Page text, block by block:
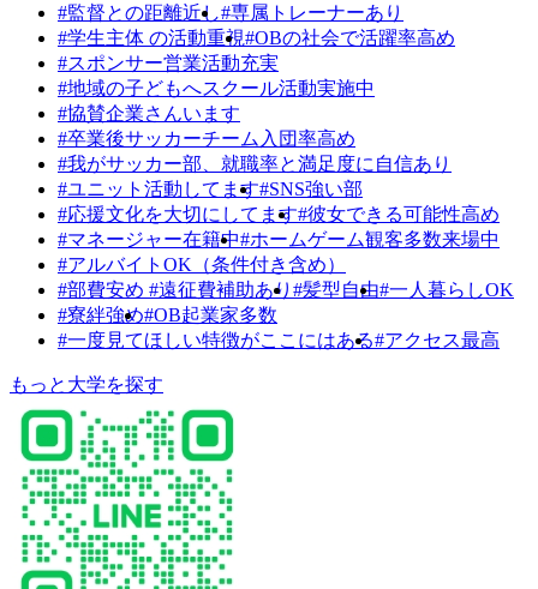
#監督との距離近し#専属トレーナーあり
#学生主体 の活動重視#OBの社会で活躍率高め
#スポンサー営業活動充実
#地域の子どもへスクール活動実施中
#協賛企業さんいます
#卒業後サッカーチーム入団率高め
#我がサッカー部、就職率と満足度に自信あり
#ユニット活動してます#SNS強い部
#応援文化を大切にしてます#彼女できる可能性高め
#マネージャー在籍中#ホームゲーム観客多数来場中
#アルバイトOK（条件付き含め）
#部費安め #遠征費補助あり #髪型自由#一人暮らしOK
#寮絆強め#OB起業家多数
#一度見てほしい特徴がここにはある#アクセス最高
もっと大学を探す